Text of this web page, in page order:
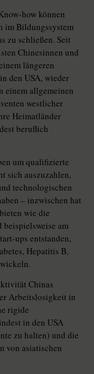
how können
im Bildungssystem
zu schließen. Seit
Chinesinnen und
längeren
den USA, wieder
einem allgemeinen
westlicher
Heimatländer
beruflich
um qualifizierte
sich auszuzahlen,
technologischen
– inzwischen hat
wie die
am
ups entstanden,
Hepatitis B,
Chinas
Arbeitslosigkeit in
rigide
in den USA
zu halten) und die
von asiatischen